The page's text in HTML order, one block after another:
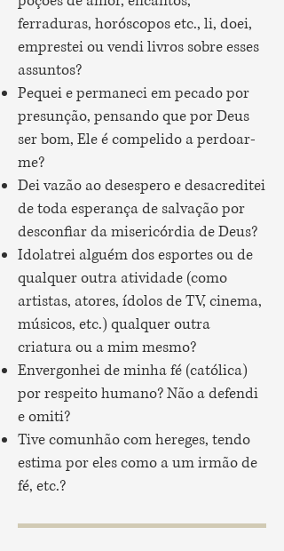
ferraduras, horóscopos etc., li, doei,
emprestei ou vendi livros sobre esses
assuntos?
Pequei e permaneci em pecado por
presunção, pensando que por Deus
ser bom, Ele é compelido a perdoar-
me?
Dei vazão ao desespero e desacreditei
de toda esperança de salvação por
desconfiar da misericórdia de Deus?
Idolatrei alguém dos esportes ou de
qualquer outra atividade (como
artistas, atores, ídolos de TV, cinema,
músicos, etc.) qualquer outra
criatura ou a mim mesmo?
Envergonhei de minha fé (católica)
por respeito humano? Não a defendi
e omiti?
Tive comunhão com hereges, tendo
estima por eles como a um irmão de
fé, etc.?